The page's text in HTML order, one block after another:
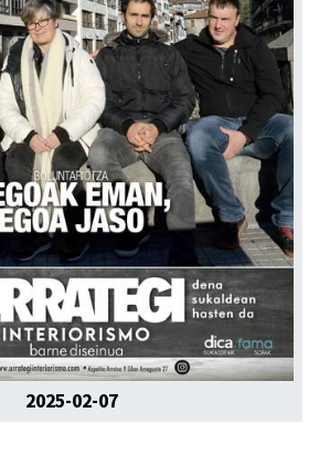
2025-02-07